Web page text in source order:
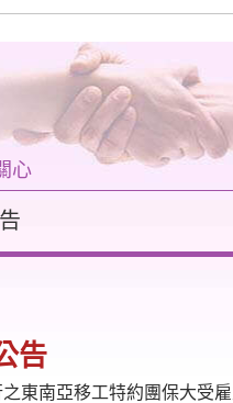
心
告
東南亞移工特約團保大受